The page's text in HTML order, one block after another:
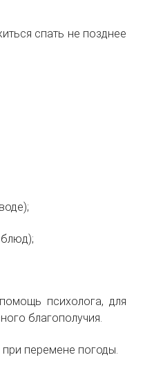
спать не позднее
психолога, для
благополучия.
перемене погоды.